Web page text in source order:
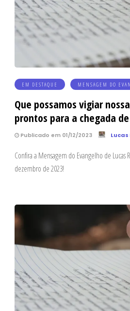
EM DESTAQUE MENSAGEM DO
Que possamos vigiar
prontos para a chegada de
Publicado em 01/12/2023 Lucas
Confira a Mensagem do Evangelho de Lucas
dezembro de 2023!